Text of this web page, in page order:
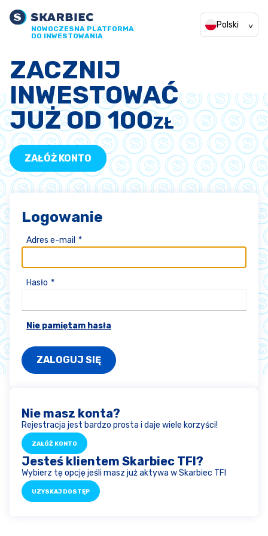
NOWOCZESNA PLATFORMA
DO INWESTOWANIA
Polski
ZACZNIJ
INWESTOWAĆ
JUŻ OD 100ZŁ
ZAŁÓŻ KONTO
Logowanie
Adres e-mail
Hasło
Nie pamiętam hasła
Nie masz konta?
Rejestracja jest bardzo prosta i daje wiele korzyści!
ZAŁÓŻ KONTO
Jesteś klientem Skarbiec TFI?
Wybierz tę opcję jeśli masz już aktywa w Skarbiec TFI
UZYSKAJ DOSTĘP